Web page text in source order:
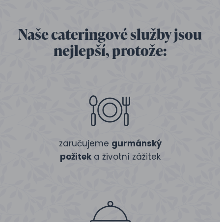
Naše cateringové služby jsou
nejlepší, protože:
zaručujeme gurmánský
požiteka životní zážitek